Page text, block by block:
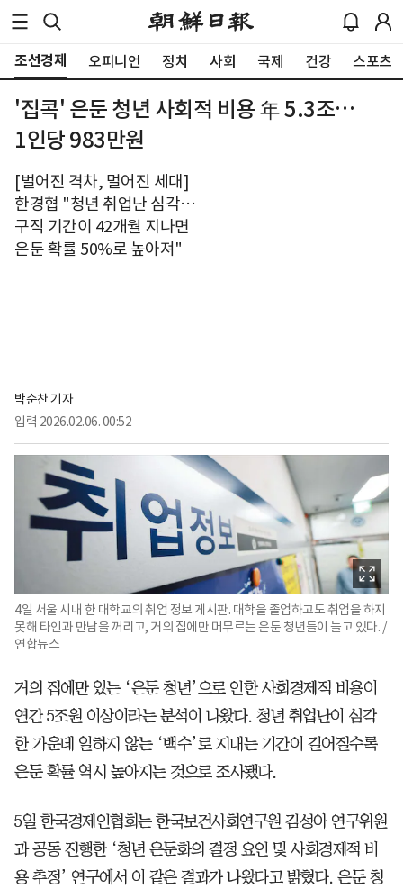
조선경제 오피니언 정치 사회 국제 건강 스포츠
'집콕' 은둔 청년 사회적 비용 年 5.3조…
1인당 983만원
[벌어진 격차, 멀어진 세대]
한경협 "청년 취업난 심각…
구직 기간이 42개월 지나면
은둔 확률 50%로 높아져"
박순찬 기자
입력 2026.02.06. 00:52
4일 서울 시내 한 대학교의 취업 정보 게시판. 대학을 졸업하고도 취업을 하지
못해 타인과 만남을 꺼리고, 거의 집에만 머무르는 은둔 청년들이 늘고 있다. /
연합뉴스
거의 집에만 있는 ‘은둔 청년’으로 인한 사회경제적 비용이
연간 5조원 이상이라는 분석이 나왔다. 청년 취업난이 심각
한 가운데 일하지 않는 ‘백수’로 지내는 기간이 길어질수록
은둔 확률 역시 높아지는 것으로 조사됐다.
5일 한국경제인협회는 한국보건사회연구원 김성아 연구위원
과 공동 진행한 ‘청년 은둔화의 결정 요인 및 사회경제적 비
용 추정’ 연구에서 이 같은 결과가 나왔다고 밝혔다. 은둔 청